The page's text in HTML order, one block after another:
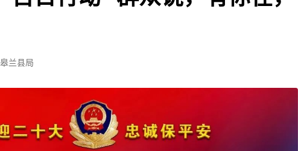
兰县局